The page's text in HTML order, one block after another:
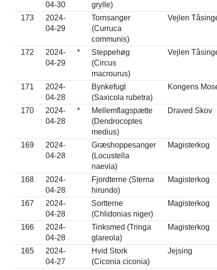
04-30
grylle)
173
2024-
04-29
Tornsanger
(Curruca
communis)
Vejlen
172
2024-
04-29
*
Steppehøg
(Circus
macrourus)
Vejlen
171
2024-
04-28
Bynkefugl
(Saxicola rubetra)
Kongens
170
2024-
04-28
*
Mellemflagspætte
(Dendrocoptes
medius)
Draved Skov
169
2024-
04-28
Græshoppesanger
(Locustella
naevia)
Magisterkog
168
2024-
04-28
Fjordterne (Sterna
hirundo)
Magisterkog
167
2024-
04-28
Sortterne
(Chlidonias niger)
Magisterkog
166
2024-
04-28
Tinksmed (Tringa
glareola)
Magisterkog
165
2024-
04-27
Hvid Stork
(Ciconia ciconia)
Jejsing